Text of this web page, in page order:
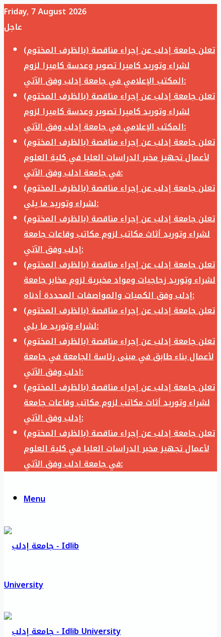
Friday, 7 August 2026
عاجل
تعلن جامعة إدلب عن إجراء مناقصة (بالظرف المختوم)
لشراء وتوريد كاميرا تصوير وعدسة كاميرا لزوم
المكتب الإعلامي في جامعة إدلب وفق الآتي:
تعلن جامعة إدلب عن إجراء مناقصة (بالظرف المختوم)
لشراء وتوريد كاميرا تصوير وعدسة كاميرا لزوم
المكتب الإعلامي في جامعة إدلب وفق الآتي:
تعلن جامعة إدلب عن إجراء مناقصة (بالظرف المختوم)
لأعمال تجهيز مخبر الدراسات العليا في كلية العلوم
في جامعة ادلب وفق الآتي:
تعلن جامعة إدلب عن إجراء مناقصة (بالظرف المختوم)
لشراء وتوريد ما يلي:
تعلن جامعة إدلب عن إجراء مناقصة (بالظرف المختوم)
لشراء وتوريد أثاث مكاتب لزوم مكاتب وقاعات جامعة
إدلب وفق الآتي:
تعلن جامعة إدلب عن إجراء مناقصة (بالظرف المختوم)
لشراء وتوريد زجاجيات ومواد مخبرية لزوم مخابر جامعة
إدلب وفق الكميات والمواصفات المحددة أدناه:
تعلن جامعة إدلب عن إجراء مناقصة (بالظرف المختوم)
لشراء وتوريد ما يلي:
تعلن جامعة إدلب عن إجراء مناقصة (بالظرف المختوم)
لأعمال بناء طابق في مبنى رئاسة الجامعة في جامعة
ادلب وفق الآتي:
تعلن جامعة إدلب عن إجراء مناقصة (بالظرف المختوم)
لشراء وتوريد أثاث مكاتب لزوم مكاتب وقاعات جامعة
إدلب وفق الآتي:
تعلن جامعة إدلب عن إجراء مناقصة (بالظرف المختوم)
لأعمال تجهيز مخبر الدراسات العليا في كلية العلوم
في جامعة ادلب وفق الآتي:
Menu